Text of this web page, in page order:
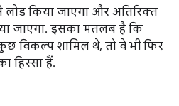
किया जाएगा और अतिरिक्त
जाएगा. इसका मतलब है कि
विकल्प शामिल थे, तो वे भी फिर
हिस्सा हैं.